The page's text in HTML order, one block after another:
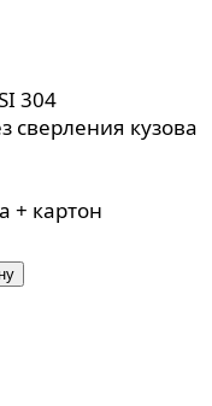
304
сверления кузова
+ картон